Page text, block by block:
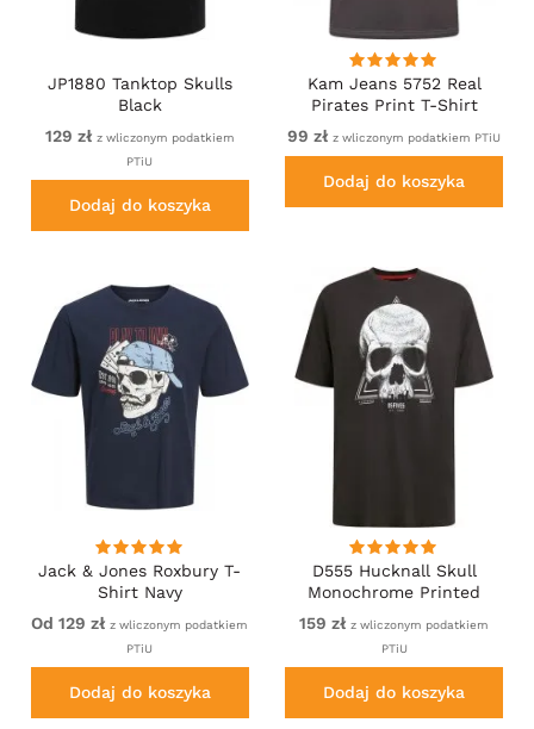
JP1880 Tanktop Skulls
Black
129 zł z wliczonym podatkiem
PTiU
Dodaj do koszyka
Kam Jeans 5752 Real
Pirates Print T-Shirt
99 zł z wliczonym podatkiem PTiU
Dodaj do koszyka
Jack & Jones Roxbury T-
Shirt Navy
Od 129 zł z wliczonym podatkiem
PTiU
Dodaj do koszyka
D555 Hucknall Skull
Monochrome Printed
Crew Neck T-shirt
Washed Black
159 zł z wliczonym podatkiem
PTiU
Dodaj do koszyka